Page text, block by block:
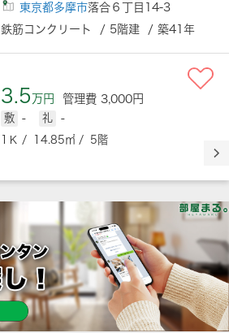
東京都多摩市落合６丁目14-3
鉄筋コンクリート / 5階建 / 築41年
3.5万円 管理費 3,000円
敷 - 礼
-
1Ｋ / 14.85㎡ / 5階